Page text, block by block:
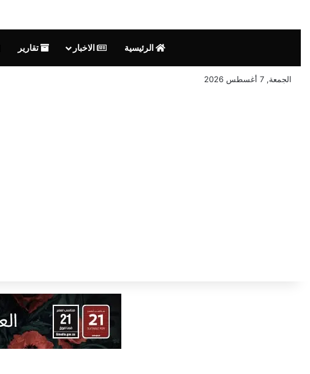
الرئيسية الاخبار تقارير
الجمعة, 7 أغسطس 2026